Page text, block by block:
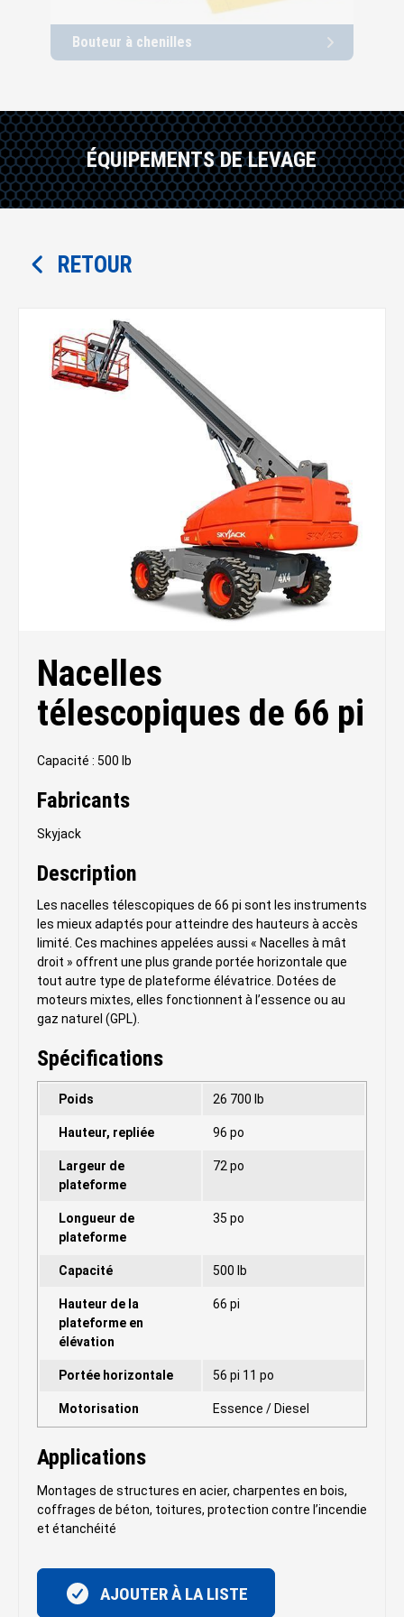
Bouteur à chenilles
ÉQUIPEMENTS DE LEVAGE
RETOUR
Nacelles
télescopiques de 66 pi
Capacité : 500 lb
Fabricants
Skyjack
Description
Les nacelles télescopiques de 66 pi sont les instruments
les mieux adaptés pour atteindre des hauteurs à accès
limité. Ces machines appelées aussi « Nacelles à mât
droit » offrent une plus grande portée horizontale que
tout autre type de plateforme élévatrice. Dotées de
moteurs mixtes, elles fonctionnent à l’essence ou au
gaz naturel (GPL).
Spécifications
Poids 26 700 lb
Hauteur, repliée 96 po
Largeur de
plateforme
72 po
Longueur de
plateforme
35 po
Capacité 500 lb
Hauteur de la
plateforme en
élévation
66 pi
Portée horizontale 56 pi 11 po
Motorisation Essence / Diesel
Applications
Montages de structures en acier, charpentes en bois,
coffrages de béton, toitures, protection contre l’incendie
et étanchéité
AJOUTER À LA LISTE